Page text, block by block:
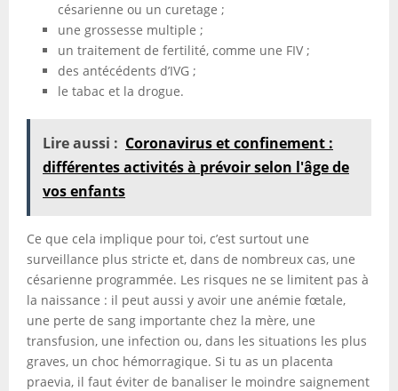
césarienne ou un curetage ;
une grossesse multiple ;
un traitement de fertilité, comme une FIV ;
des antécédents d’IVG ;
le tabac et la drogue.
Lire aussi : Coronavirus et confinement :
différentes activités à prévoir selon l'âge de
vos enfants
Ce que cela implique pour toi, c’est surtout une
surveillance plus stricte et, dans de nombreux cas, une
césarienne programmée. Les risques ne se limitent pas à
la naissance : il peut aussi y avoir une anémie fœtale,
une perte de sang importante chez la mère, une
transfusion, une infection ou, dans les situations les plus
graves, un choc hémorragique. Si tu as un placenta
praevia, il faut éviter de banaliser le moindre saignement